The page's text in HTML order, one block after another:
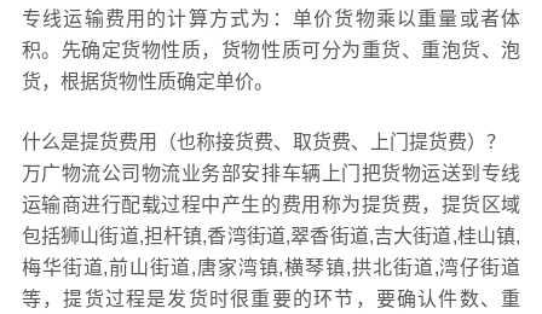
专线运输费用的计算方式为：单价货物乘以重量或者体
积。先确定货物性质，货物性质可分为重货、重泡货、泡
货，根据货物性质确定单价。
什么是提货费用（也称接货费、取货费、上门提货费）？
万广物流公司物流业务部安排车辆上门把货物运送到专线
运输商进行配载过程中产生的费用称为提货费，提货区域
包括狮山街道,担杆镇,香湾街道,翠香街道,吉大街道,桂山镇,
梅华街道,前山街道,唐家湾镇,横琴镇,拱北街道,湾仔街道
等，提货过程是发货时很重要的环节，要确认件数、重